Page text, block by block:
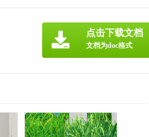
点击下载文档
文档为doc格式